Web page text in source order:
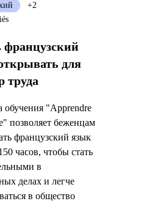
французский
для
труда
обучения "Apprendre
позволяет беженцам
французский язык
часов, чтобы стать
в
делах и легче
в общество
+2